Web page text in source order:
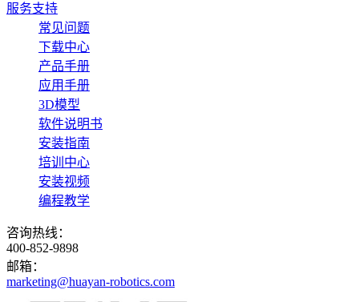
服务支持
常见问题
下载中心
产品手册
应用手册
3D模型
软件说明书
安装指南
培训中心
安装视频
编程教学
咨询热线：
400-852-9898
邮箱：
marketing@huayan-robotics.com